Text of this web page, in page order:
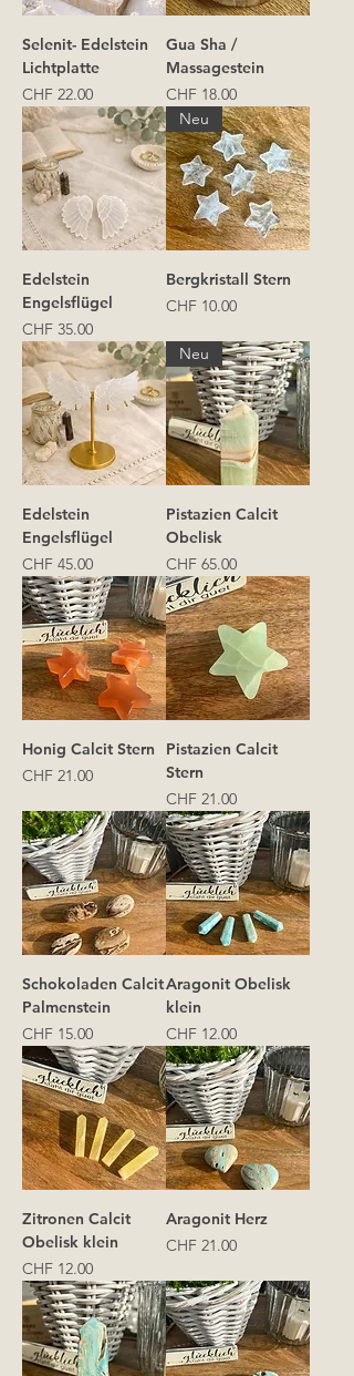
Selenit- Edelstein
Lichtplatte
Preis
CHF 22.00
Gua Sha /
Massagestein
Preis
CHF 18.00
Edelstein
Engelsflügel
Preis
CHF 35.00
Neu
Bergkristall Stern
Preis
CHF 10.00
Edelstein
Engelsflügel
Preis
CHF 45.00
Neu
Pistazien Calcit
Obelisk
Preis
CHF 65.00
Honig Calcit Stern
Preis
CHF 21.00
Pistazien Calcit
Stern
Preis
CHF 21.00
Schokoladen Calcit
Palmenstein
Preis
CHF 15.00
Aragonit Obelisk
klein
Preis
CHF 12.00
Zitronen Calcit
Obelisk klein
Preis
CHF 12.00
Aragonit Herz
Preis
CHF 21.00